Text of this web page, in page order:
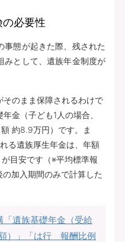
必要性
事態が起きた際、残された
みとして、遺族年金制度が
そのまま保障されるわけで
金（子ども1人の場合、
約8.9万円）です。ま
る遺族厚生年金は、年額
目安です（※平均標準報
加入期間のみで計算した
「遺族基礎年金（受給
）
」「は行 報酬比例